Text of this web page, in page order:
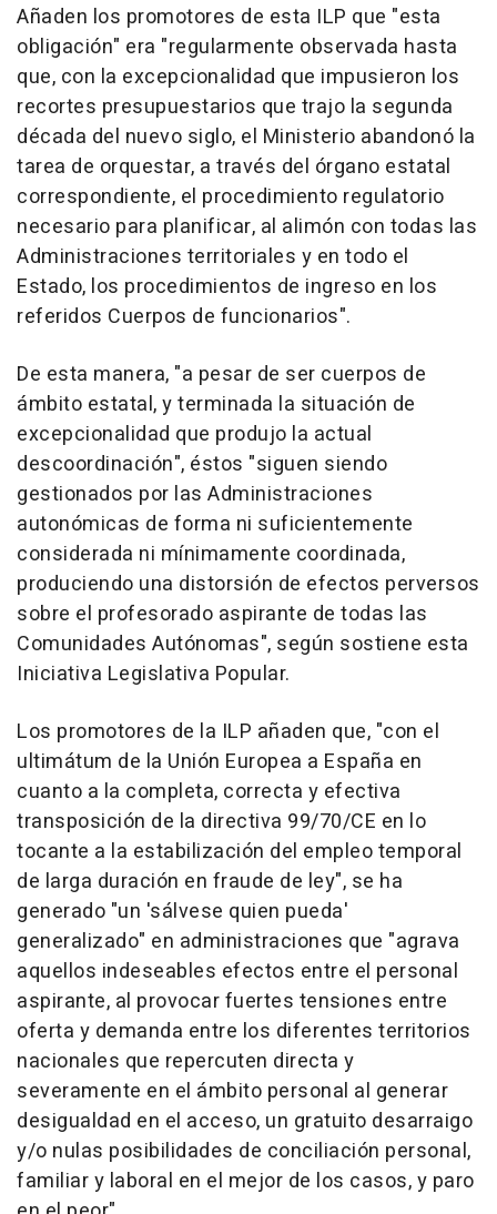
Añaden los promotores de esta ILP que "esta
obligación" era "regularmente observada hasta
que, con la excepcionalidad que impusieron los
recortes presupuestarios que trajo la segunda
década del nuevo siglo, el Ministerio abandonó la
tarea de orquestar, a través del órgano estatal
correspondiente, el procedimiento regulatorio
necesario para planificar, al alimón con todas las
Administraciones territoriales y en todo el
Estado, los procedimientos de ingreso en los
referidos Cuerpos de funcionarios".
De esta manera, "a pesar de ser cuerpos de
ámbito estatal, y terminada la situación de
excepcionalidad que produjo la actual
descoordinación", éstos "siguen siendo
gestionados por las Administraciones
autonómicas de forma ni suficientemente
considerada ni mínimamente coordinada,
produciendo una distorsión de efectos perversos
sobre el profesorado aspirante de todas las
Comunidades Autónomas", según sostiene esta
Iniciativa Legislativa Popular.
Los promotores de la ILP añaden que, "con el
ultimátum de la Unión Europea a España en
cuanto a la completa, correcta y efectiva
transposición de la directiva 99/70/CE en lo
tocante a la estabilización del empleo temporal
de larga duración en fraude de ley", se ha
generado "un 'sálvese quien pueda'
generalizado" en administraciones que "agrava
aquellos indeseables efectos entre el personal
aspirante, al provocar fuertes tensiones entre
oferta y demanda entre los diferentes territorios
nacionales que repercuten directa y
severamente en el ámbito personal al generar
desigualdad en el acceso, un gratuito desarraigo
y/o nulas posibilidades de conciliación personal,
familiar y laboral en el mejor de los casos, y paro